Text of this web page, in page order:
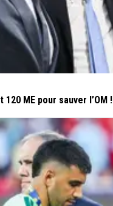
120 ME pour sauver l’OM !